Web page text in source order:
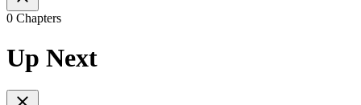
0 Chapters
Up Next